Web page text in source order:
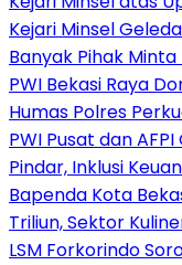
Kejari Minsel
Banyak Pihak
PWI Bekasi Raya
Humas Polres
PWI Pusat dan
Pindar, Inklusi
Bapenda Kota
Triliun, Sektor
‎LSM Forkorindo